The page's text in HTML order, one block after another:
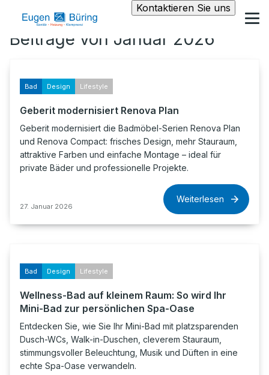
Kontaktieren Sie uns
Beiträge von Januar 2026
Bad Design Lifestyle
Geberit modernisiert Renova Plan
Geberit modernisiert die Badmöbel-Serien Renova Plan
und Renova Compact: frisches Design, mehr Stauraum,
attraktive Farben und einfache Montage – ideal für
private Bäder und professionelle Projekte.
27. Januar 2026
Weiterlesen
Bad Design Lifestyle
Wellness-Bad auf kleinem Raum: So wird Ihr
Mini-Bad zur persönlichen Spa-Oase
Entdecken Sie, wie Sie Ihr Mini-Bad mit platzsparenden
Dusch-WCs, Walk-in-Duschen, cleverem Stauraum,
stimmungsvoller Beleuchtung, Musik und Düften in eine
echte Spa-Oase verwandeln.